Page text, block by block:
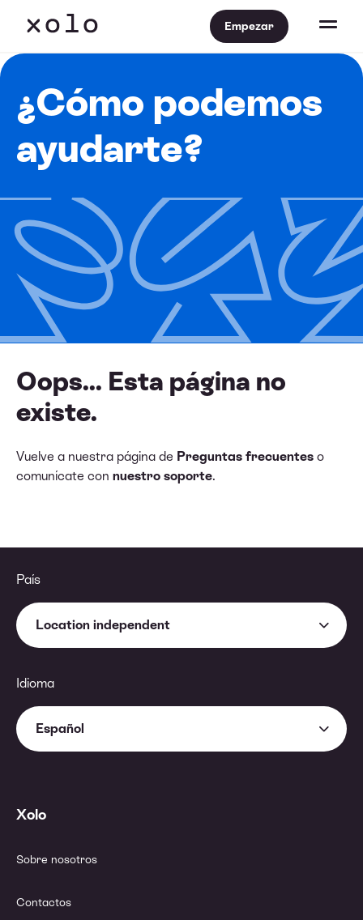
Empezar
¿Cómo podemos
ayudarte?
Oops... Esta página no
existe.
Vuelve a nuestra página de Preguntas frecuentes o
comunícate con nuestro soporte.
País
Location independent
Idioma
Español
Xolo
Sobre nosotros
Contactos